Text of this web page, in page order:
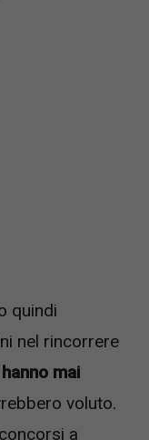
quindi
nel rincorrere
mai
voluto.
a